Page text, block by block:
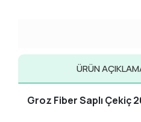
ÜRÜN
Groz Fiber Saplı Çekiç